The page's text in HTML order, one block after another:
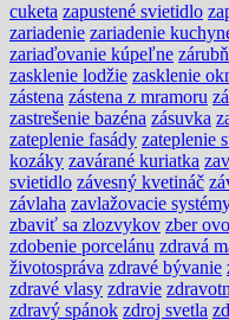
cuketa zapustené svietidlo
zariadenie zariadenie
zariaďovanie kúpeľne
zasklenie lodžie zasklenie
zástena zástena z mramoru
zastrešenie bazéna zásuvka
zateplenie fasády zateplenie
kozáky zavárané kuriatka
svietidlo závesný kvetináč
závlaha zavlažovacie
zbaviť sa zlozvykov zber
zdobenie porcelánu zdravá
životospráva zdravé bývanie
zdravé vlasy zdravie
zdravý spánok zdroj svetla